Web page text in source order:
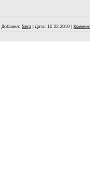
Добавил: Serg Дата: 10.02.2010